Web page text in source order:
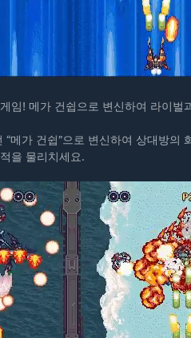
임! 메가 건쉽으로 변신하여 라이벌
메가 건쉽”으로 변신하여 상대방의
을 물리치세요.